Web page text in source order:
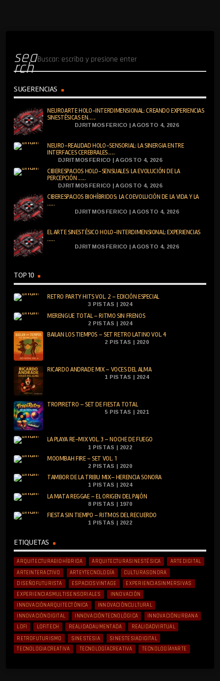
sea
rch
SUGERENCIAS
NEUROARTE HOLO-INTERDIMENSIONAL: CREANDO EXPERIENCIAS
SINESTÉSICAS EN......
DJRITMOSFERICO | AGOSTO 4, 2026
NEURO-REALIDAD HOLO-SENSORIAL: LA SINERGIA ENTRE
INTERFACES CEREBRALES......
DJRITMOSFERICO | AGOSTO 4, 2026
CIBERESPACIOS HOLO-SENSUALES: LA EVOLUCIÓN DE LA
PERCEPCIÓN ......
DJRITMOSFERICO | AGOSTO 4, 2026
CIBERESPACIOS BIOHÍBRIDOS: LA COEVOLUCIÓN DE LA VIDA Y LA
......
DJRITMOSFERICO | AGOSTO 4, 2026
EL ARTE SINESTÉSICO HOLO-INTERDIMENSIONAL: EXPERIENCIAS
......
DJRITMOSFERICO | AGOSTO 4, 2026
TOP 10
RETRO PARTY HITS VOL. 2 – EDICIÓN ESPECIAL
3 PISTAS | 2024
MERENGUE TOTAL – RITMO SIN FRENOS
2 PISTAS | 2024
BAILAN LOS TIEMPOS – SET RETRO LATINO VOL. 4
2 PISTAS | 2020
RICARDO ANDRADE MIX – VOCES DEL ALMA
1 PISTAS | 2024
TROPIRETRO – SET DE FIESTA TOTAL
5 PISTAS | 2021
LA PLAYA RE-MIX VOL. 3 – NOCHE DE FUEGO
1 PISTAS | 2022
MOOMBAH FIRE – SET VOL. 1
2 PISTAS | 2020
TAMBOR DE LA TRIBU MIX– HERENCIA SONORA
1 PISTAS | 2024
LA MATA REGGAE – EL ORIGEN DEL PAJÓN
8 PISTAS | 1970
FIESTA SIN TIEMPO – RITMOS DEL RECUERDO
1 PISTAS | 2022
ETIQUETAS
ARQUITECTURABIOHÍBRIDA ARQUITECTURASINESTÉSICA
ARTEDIGITAL
ARTEINTERACTIVO
ARTEYTECNOLOGÍA
CULTURASONORA
DISEÑOFUTURISTA
ESPACIOSVINTAGE
EXPERIENCIASINMERSIVAS
EXPERIENCIASMULTISENSORIALES
INNOVACIÓN
INNOVACIÓNARQUITECTÓNICA
INNOVACIÓNCULTURAL
INNOVACIÓNDIGITAL
INNOVACIÓNTECNOLÓGICA
INNOVACIÓNURBANA
LOFI
LOFITECH REALIDADAUMENTADA
REALIDADVIRTUAL
RETROFUTURISMO
SINESTESIA
SINESTESIADIGITAL
TECNOLOGIACREATIVA
TECNOLOGÍACREATIVA TECNOLOGÍAYARTE